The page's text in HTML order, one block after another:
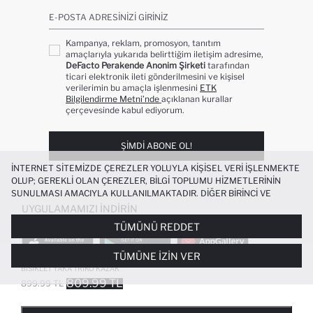
OVERSIZE GENIŞ KALIP BAKLAVA DILIMLI
BISIKLET YAKA TRIKO KAZAK
899.99 TL 809.99 TL
E-POSTA ADRESINIZI GIRINIZ
Kampanya, reklam, promosyon, tanıtım
amaçlarıyla yukarıda belirttiğim iletişim adresime,
DeFacto Perakende Anonim Şirketi tarafından
ticari elektronik ileti gönderilmesini ve kişisel
verilerimin bu amaçla işlenmesini ETK
Bilgilendirme Metni’nde açıklanan kurallar
çerçevesinde kabul ediyorum.
ŞIMDI ABONE OL!
UYGULAMAMIZI İNDIRIN
POPÜLER KATEGORILER
İNTERNET SITEMIZDE ÇEREZLER YOLUYLA KIŞISEL VERI IŞLENMEKTE
OLUP; GEREKLI OLAN ÇEREZLER, BILGI TOPLUMU HIZMETLERININ
SUNULMASI AMACIYLA KULLANILMAKTADIR. DIĞER BIRINCI VE
ÜÇÜNCÜ TARAF ÇEREZLER ISE SIZE DAHA IYI BIR ALIŞVERIŞ
DENEYIMI SUNULABILMESI, SITEMIZIN DAHA IŞLEVSEL KILINMASI VE
KIŞISELLEŞTIRMESI VE AÇIK RIZA VERMENIZ HALINDE, SIZLERE
YÖNELIK PAZARLAMA FAALIYETLERININ YAPILMASI AMAÇLARIYLA
SINIRLI OLARAK KULLANILACAKTIR. ÇEREZLERE DAIR TERCIHLERINIZI
ÇEREZ TERCIHLERIPANELI ARACILIĞIYLA HER ZAMAN YÖNETEBILIR,
ÇEREZLERLE ILGILI DAHA DETAYLI BILGIYE
TÜMÜNÜ REDDET
TÜMÜNE İZIN VER